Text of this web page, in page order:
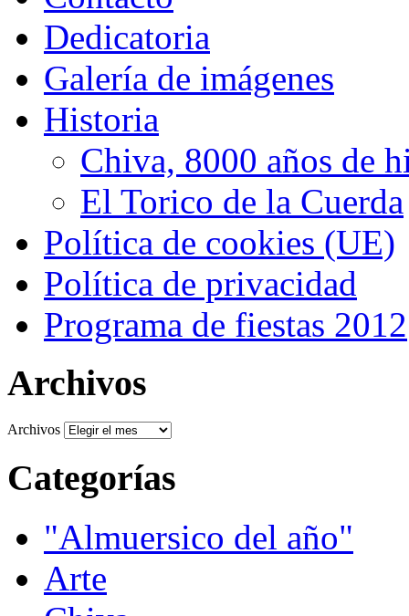
Dedicatoria
Galería de imágenes
Historia
Chiva, 8000 años de
El Torico de la Cuerda
Política de cookies (UE)
Política de privacidad
Programa de fiestas 2012
Archivos
Archivos
Categorías
"Almuersico del año"
Arte